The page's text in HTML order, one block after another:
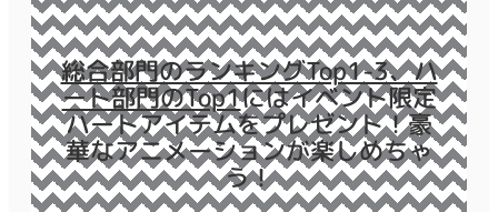
総合部門のランキングTop1-3、ハ
ート部門のTop1にはイベント限定
ハートアイテムをプレゼント！豪
華なアニメーションが楽しめちゃ
う！